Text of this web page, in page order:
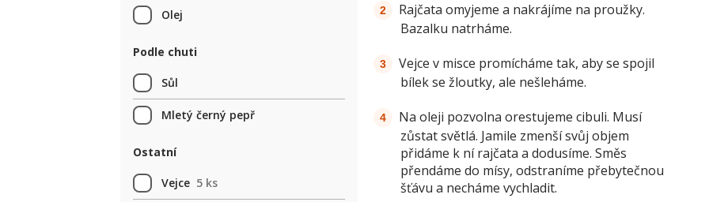
Olej
Podle chuti
Sůl
Mletý černý pepř
Ostatní
Vejce 5 ks
Rajčata omyjeme a nakrájíme na proužky.
Bazalku natrháme.
Vejce v misce promícháme tak, aby se spojil
bílek se žloutky, ale nešleháme.
Na oleji pozvolna orestujeme cibuli. Musí
zůstat světlá. Jamile zmenší svůj objem
přidáme k ní rajčata a dodusíme. Směs
přendáme do mísy, odstraníme přebytečnou
šťávu a necháme vychladit.